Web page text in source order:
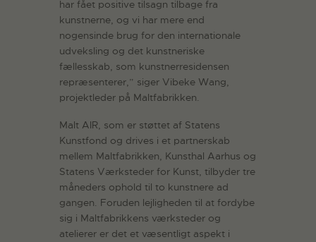
har fået positive tilsagn tilbage fra
kunstnerne, og vi har mere end
nogensinde brug for den internationale
udveksling og det kunstneriske
fællesskab, som kunstnerresidensen
repræsenterer,” siger Vibeke Wang,
projektleder på Maltfabrikken.
Malt AIR, som er støttet af Statens
Kunstfond og drives i et partnerskab
mellem Maltfabrikken, Kunsthal Aarhus og
Statens Værksteder for Kunst, tilbyder tre
måneders ophold til to kunstnere ad
gangen. Foruden lejligheden til at fordybe
sig i Maltfabrikkens værksteder og
atelierer er det et væsentligt aspekt i